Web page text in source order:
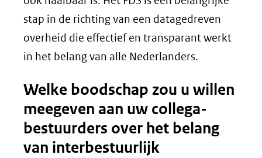
stap in de richting van een datagedreven
overheid die effectief en transparant werkt
in het belang van alle Nederlanders.
Welke boodschap zou u willen
meegeven aan uw collega-
bestuurders over het belang
van interbestuurlijk